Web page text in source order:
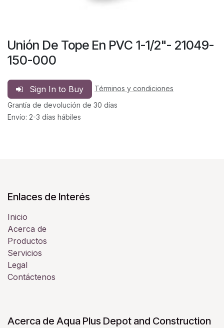
Unión De Tope En PVC 1-1/2"- 21049-
150-000
Sign In to Buy
Términos y condiciones
Grantía de devolución de 30 días
Envío: 2-3 días hábiles
Enlaces de Interés
Inicio
Acerca de
Productos
Servicios
Legal
Contáctenos
Acerca de Aqua Plus Depot and Construction